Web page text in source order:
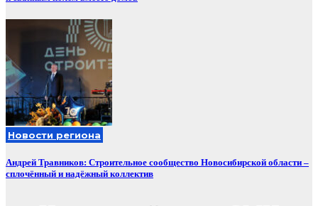
Новости региона
Андрей Травников: Строительное сообщество Новосибирской области –
сплочённый и надёжный коллектив